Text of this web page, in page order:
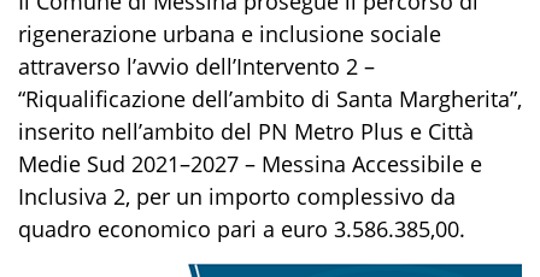
rigenerazione urbana e inclusione sociale
attraverso l’avvio dell’Intervento 2 –
“Riqualificazione dell’ambito di Santa Margherita”,
inserito nell’ambito del PN Metro Plus e Città
Medie Sud 2021–2027 – Messina Accessibile e
Inclusiva 2, per un importo complessivo da
quadro economico pari a euro 3.586.385,00.